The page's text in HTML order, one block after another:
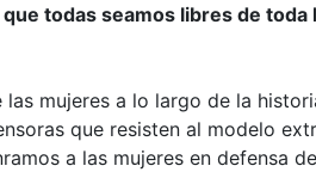
todas seamos libres de toda
mujeres a lo largo de la
que resisten al modelo
a las mujeres en defensa